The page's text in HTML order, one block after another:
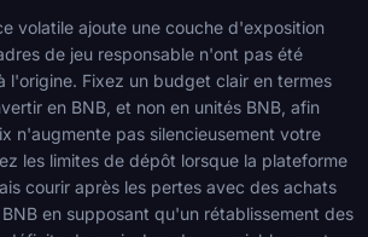
volatile ajoute une couche d'exposition
de jeu responsable n'ont pas été
l'origine. Fixez un budget clair en termes
en BNB, et non en unités BNB, afin
n'augmente pas silencieusement votre
les limites de dépôt lorsque la plateforme
courir après les pertes avec des achats
en supposant qu'un rétablissement des